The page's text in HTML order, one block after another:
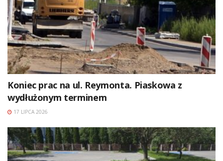
Koniec prac na ul. Reymonta. Piaskowa z
wydłużonym terminem
17 LIPCA 2026